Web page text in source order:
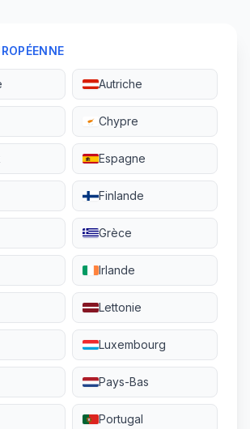
Autriche
Chypre
Espagne
Finlande
Grèce
Irlande
Lettonie
Luxembourg
Pays-Bas
Portugal